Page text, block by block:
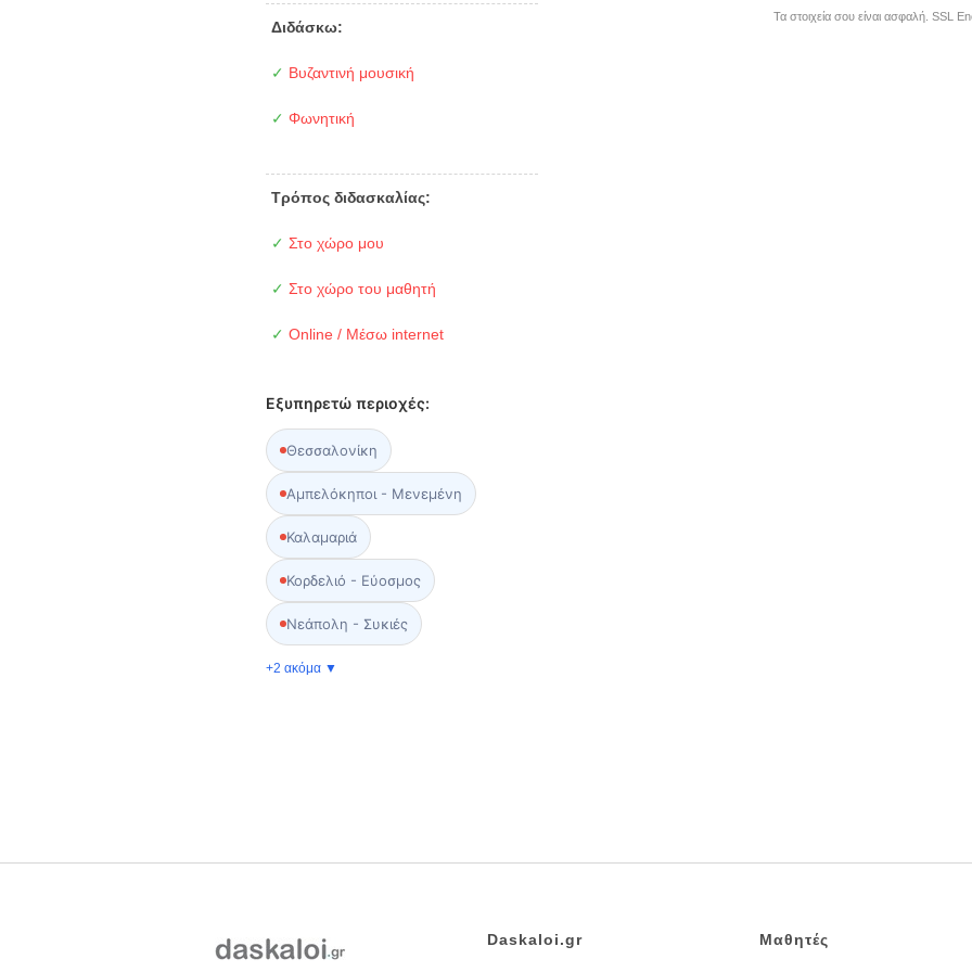
Διδάσκω:
✓ Βυζαντινή μουσική
✓ Φωνητική
Τρόπος διδασκαλίας:
✓ Στο χώρο μου
✓ Στο χώρο του μαθητή
✓ Online / Μέσω internet
Εξυπηρετώ περιοχές:
Θεσσαλονίκη
Αμπελόκηποι - Μενεμένη
Καλαμαριά
Κορδελιό - Εύοσμος
Νεάπολη - Συκιές
+2 ακόμα ▼
Τα στοιχεία σου είναι ασφαλή. SSL
Daskaloi.gr Μαθητές